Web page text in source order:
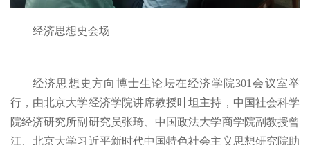
经济思想史会场
经济思想史方向博士生论坛在经济学院301会议室举
行，由北京大学经济学院讲席教授叶坦主持，中国社会科学
院经济研究所副研究员张琦、中国政法大学商学院副教授曾
江、北京大学习近平新时代中国特色社会主义思想研究院助